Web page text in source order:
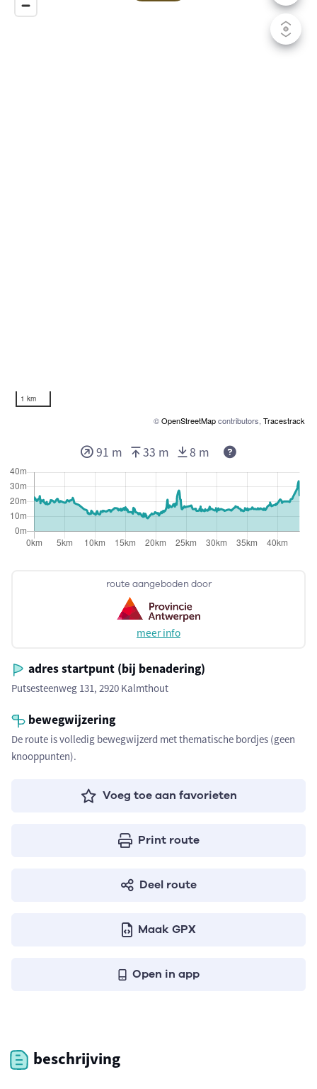
1 km
©OpenStreetMapcontributors, Tracestrack
route aangeboden door
meer info
adres startpunt (bij benadering)
Putsesteenweg 131, 2920 Kalmthout
bewegwijzering
De route is volledig bewegwijzerd met thematische bordjes (geen
knooppunten).
Voeg toe aan favorieten
Print route
Deel route
Maak GPX
Open in app
91 m 33 m 8 m
beschrijving